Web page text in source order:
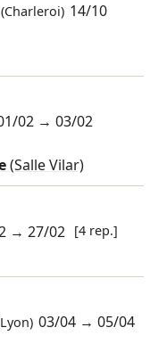
14/10
02 →03/02
(Salle Vilar)
→27/02 [4 rep.]
03/04 →05/04